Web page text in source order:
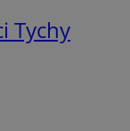
Tychy